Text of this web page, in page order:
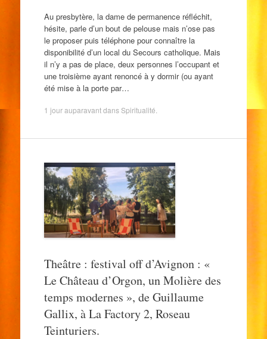
Au presbytère, la dame de permanence réfléchit,
hésite, parle d’un bout de pelouse mais n’ose pas
le proposer puis téléphone pour connaître la
disponibilité d’un local du Secours catholique. Mais
il n’y a pas de place, deux personnes l’occupant et
une troisième ayant renoncé à y dormir (ou ayant
été mise à la porte par…
1 jour auparavantdansSpiritualité
Theâtre : festival off d’Avignon : «
Le Château d’Orgon, un Molière des
temps modernes », de Guillaume
Gallix, à La Factory 2, Roseau
Teinturiers.